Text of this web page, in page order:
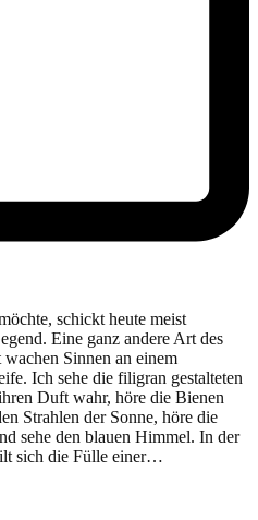
schickt heute meist
Eine ganz andere Art des
Sinnen an einem
Ich sehe die filigran gestalteten
Duft wahr, höre die Bienen
Strahlen der Sonne, höre die
sehe den blauen Himmel. In der
sich die Fülle einer…